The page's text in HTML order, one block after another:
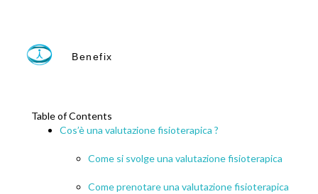
Benefix
Table of Contents
Cos’è una valutazione fisioterapica ?
Come si svolge una valutazione fisioterapica
Come prenotare una valutazione fisioterapica